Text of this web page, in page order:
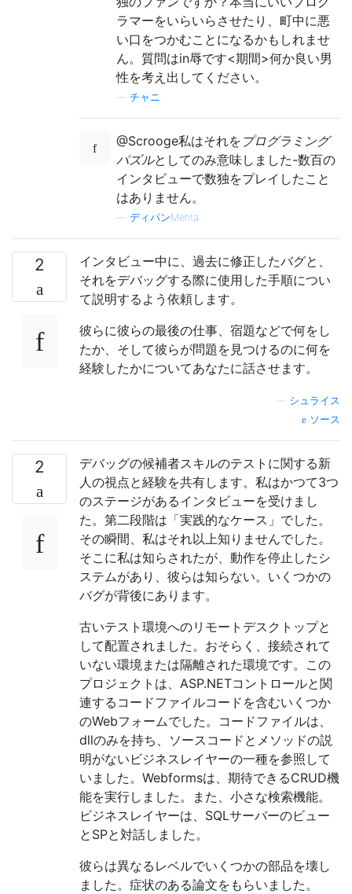
ラマーをいらいらさせたり、町中に悪
い口をつかむことになるかもしれませ
ん。質問はin辱です<期間>何か良い男
性を考え出してください。
チャニ
@Scrooge私はそれを プログラミング
パズルとしてのみ意味しました-数百の
インタビューで数独をプレイしたこと
はありません。
ディパンMehta
2
インタビュー中に、過去に修正したバグと、
それをデバッグする際に使用した手順につい
て説明するよう依頼します。
彼らに彼らの最後の仕事、宿題などで何をし
たか、そして彼らが問題を見つけるのに何を
経験したかについてあなたに話させます。
シュライス
ソース
2
デバッグの候補者スキルのテストに関する新
人の視点と経験を共有します。私はかつて3つ
のステージがあるインタビューを受けまし
た。第二段階は「実践的なケース」でした。
その瞬間、私はそれ以上知りませんでした。
そこに私は知らされたが、動作を停止したシ
ステムがあり、彼らは知らない。いくつかの
バグが背後にあります。
古いテスト環境へのリモートデスクトップと
して配置されました。おそらく、接続されて
いない環境または隔離された環境です。この
プロジェクトは、ASP.NETコントロールと関
連するコードファイルコードを含むいくつか
のWebフォームでした。コードファイルは、
dllのみを持ち、ソースコードとメソッドの説
明がないビジネスレイヤーの一種を参照して
いました。Webformsは、期待できるCRUD機
能を実行しました。また、小さな検索機能。
ビジネスレイヤーは、SQLサーバーのビュー
とSPと対話しました。
彼らは異なるレベルでいくつかの部品を壊し
ました。症状のある論文をもらいました。